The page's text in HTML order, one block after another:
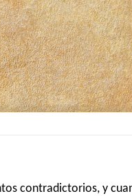
contradictorios, y